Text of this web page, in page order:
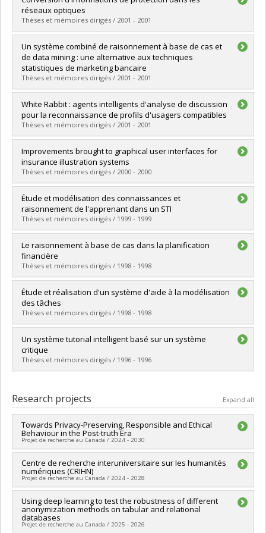
Cycle :Master's
Grade :M. Sc.
Lien vers le document dans Papyrus
réseaux optiques
Thèses et mémoires dirigés / 2001 - 2001
Graduate : Lesage, Éric
Cycle :Master's
Grade :M. Sc.
Lien vers le document dans Papyrus
Un système combiné de raisonnement à base de cas et
de data mining : une alternative aux techniques
statistiques de marketing bancaire
Thèses et mémoires dirigés / 2001 - 2001
Graduate :Guay, Natalie
Cycle :Master's
Grade :M. Sc.
Lien vers le document dans Papyrus
White Rabbit : agents intelligents d'analyse de discussion
pour la reconnaissance de profils d'usagers compatibles
Thèses et mémoires dirigés / 2001 - 2001
Graduate :Thibodeau, Marc-André
Cycle :Master's
Grade :M. Sc.
Lien vers le document dans Papyrus
Improvements brought to graphical user interfaces for
insurance illustration systems
Thèses et mémoires dirigés / 2000 - 2000
Graduate :Eid, Imad
Cycle :Master's
Grade :M. Sc.
Lien vers le document dans Papyrus
Étude et modélisation des connaissances et
raisonnement de l'apprenant dans un STI
Thèses et mémoires dirigés / 1999 - 1999
Graduate :Shiri-Ahmadabadi, Mohammad-Ebrahim
Cycle :Doctoral
Grade :Ph. D.
Lien vers le document dans Papyrus
Le raisonnement à base de cas dans la planification
financière
Thèses et mémoires dirigés / 1998 - 1998
Graduate :Boudina, Kamel
Cycle :Master's
Grade :M. Sc.
Lien vers le document dans Papyrus
Étude et réalisation d'un système d'aide à la modélisation
des tâches
Thèses et mémoires dirigés / 1998 - 1998
Graduate : Lupascu, Daniela Suzana
Cycle :Master's
Grade :M. Sc.
Lien vers le document dans Papyrus
Un système tutorial intelligent basé sur un système
critique
Thèses et mémoires dirigés / 1996 - 1996
Cycle :Master's
Grade :M. Sc.
Lien vers le document dans Papyrus
Research projects Expand all
Towards Privacy-Preserving, Responsible and Ethical
Behaviour in the Post-truth Era
Projet de recherche au Canada / 2024 - 2030
Lead researcher :Esma Aïmeur
Funding sources:CRSNG/Conseil de recherches en sciences
naturelles et génie du Canada (CRSNG)
PVX20965-(RGP) Programme de subvention à
la découverte individuelle ou de groupe
Centre de recherche interuniversitaire sur les humanités
numériques (CRIHN)
Projet de recherche au Canada / 2024 - 2028
Lead researcher : Michael Sinatra
Co-researchers : André Gaudreault ,Dominique Deslandres
Johanne Lamoureux,Esma Aïmeur
Using deep learning to test the robustness of different
anonymization methods on tabular and relational
databases
Projet de recherche au Canada / 2025 - 2026